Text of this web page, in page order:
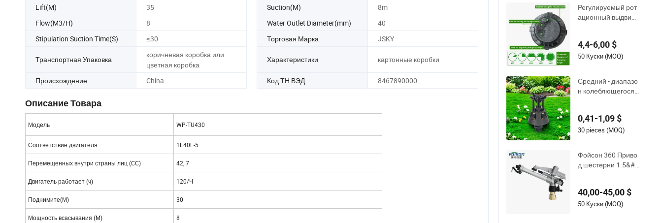
Lift(M)
35 Suction(M)
8m
Flow(M3/H)
8 Water Outlet Diameter(mm)
40
Stipulation Suction Time(S)
≤30 Торговая Марка JSKY
Транспортная Упаковка
коричневая коробка или
цветная коробка
Характеристики картонные коробки
Происхождение China Код ТН ВЭД 8467890000
Описание Товара
Модель WP-TU430
Соответствие двигателя 1E40F-5
Перемещенных внутри страны лиц (CC) 42, 7
Двигатель работает (ч) 120/Ч
Поднимите(М) 30
Мощность всасывания (М) 8
Регулируемый рот
ационный выдвиж
й спринклер автом
атический распыл
4,4-6,00 $
50 Куски (MOQ)
Средний - диапазо
н колеблющегося
ективный и равном
ерный полив
0,41-1,09 $
30 pieces (MOQ)
Фойсон 360 Приво
д шестерни 1.5&#3
дождеватель боль
шой дождеватель
40,00-45,00 $
50 Куски (MOQ)